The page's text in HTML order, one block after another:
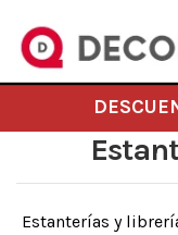
Estanterías y